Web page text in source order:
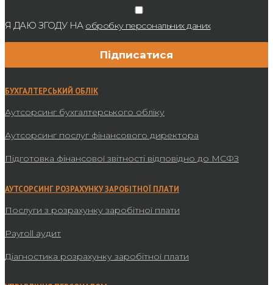
Я ДАЮ ЗГОДУ НА обробку персональних даних
БУХГАЛТЕРСЬКИЙ ОБЛІК
Аутсорсинг бухгалтерського обліку
Аутсорсинг послуг фінансового директора
Підготовка фінансової звітності відповідно до МСФЗ
АУТСОРСИНГ РОЗРАХУНКУ ЗАРОБІТНОЇ ПЛАТИ
Послуги з розрахунку заробітної плати
Payroll аудит
Діагностика розрахунку заробітної плати